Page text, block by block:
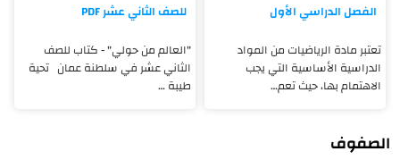
الفصل الدراسي الأول
تعتبر مادة الرياضيات من المواد
الدراسية الأساسية التي يجب
الاهتمام بها، حيث تعم…
للصف الثاني عشر PDF
"العالم من حولي" - كتاب للصف
الثاني عشر في سلطنة عمان تحية
طيبة …
الصفوف